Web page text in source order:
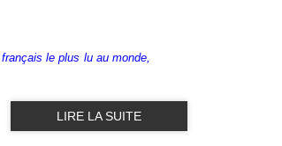
français le plus lu au monde,
LIRE LA SUITE